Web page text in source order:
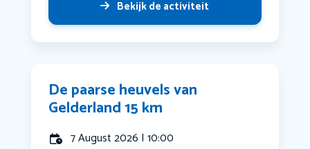
Bekijk de activiteit
De paarse heuvels van
Gelderland 15 km
7 August 2026 | 10:00